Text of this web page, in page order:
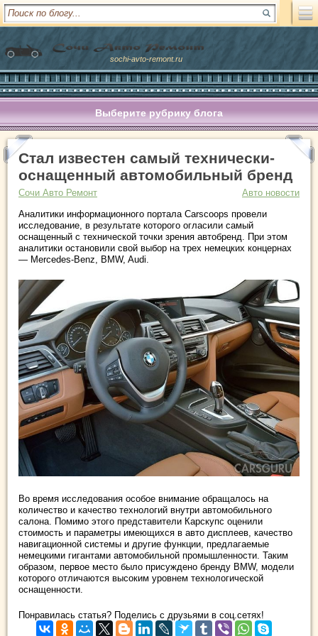
sochi-avto-remont.ru
Выберите рубрику блога
Стал известен самый технически-
оснащенный автомобильный бренд
Сочи Авто Ремонт
Авто новости
Аналитики информационного портала Carscoops провели
исследование, в результате которого огласили самый
оснащенный с технической точки зрения автобренд. При этом
аналитики остановили свой выбор на трех немецких концернах
— Mercedes-Benz, BMW, Audi.
Во время исследования особое внимание обращалось на
количество и качество технологий внутри автомобильного
салона. Помимо этого представители Карскупс оценили
стоимость и параметры имеющихся в авто дисплеев, качество
навигационной системы и другие функции, предлагаемые
немецкими гигантами автомобильной промышленности. Таким
образом, первое место было присуждено бренду BMW, модели
которого отличаются высоким уровнем технологической
оснащенности.
Понравилась статья? Поделись с друзьями в соц.сетях!